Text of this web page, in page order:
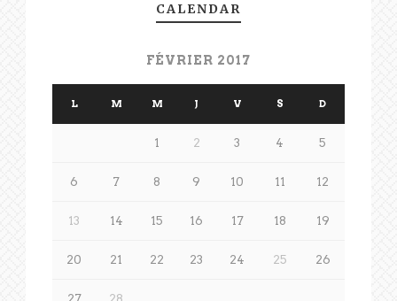
CALENDAR
FÉVRIER 2017
L M M J V S D
1 2 3 4 5
6 7 8 9 10 11 12
13 14 15 16 17 18 19
20 21 22 23 24 25 26